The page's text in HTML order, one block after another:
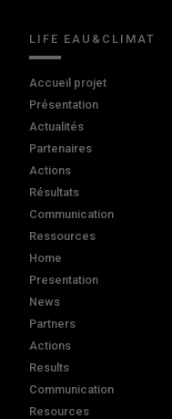
LIFE EAU&CLIMAT
Accueil projet
Présentation
Actualités
Partenaires
Actions
Résultats
Communication
Ressources
Home
Presentation
News
Partners
Actions
Results
Communication
Resources